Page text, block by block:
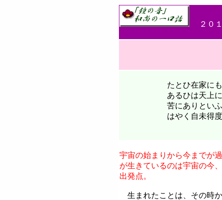
２０
たとひ在家にもあれ
あるひは天上にもあ
苦にありといふとも
はやく自未得度先度
宇宙の始まりから今までが
が生きているのは宇宙の今
出発点。
生まれたことは、その時